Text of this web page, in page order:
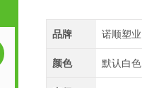
品牌 诺顺塑业
颜色 默认白